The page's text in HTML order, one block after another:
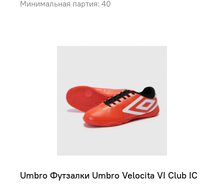
Минимальная партия: 40
Umbro Футзалки Umbro Velocita VI Club IC